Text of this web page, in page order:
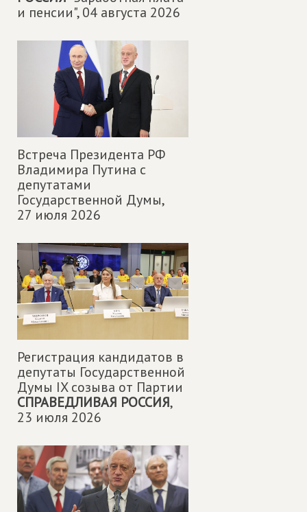
и пенсии",04 августа 2026
Встреча Президента РФ
Владимира Путина с
депутатами
Государственной Думы,
27 июля 2026
Регистрация кандидатов в
депутаты Государственной
Думы IX созыва от Партии
СПРАВЕДЛИВАЯ РОССИЯ,
23 июля 2026